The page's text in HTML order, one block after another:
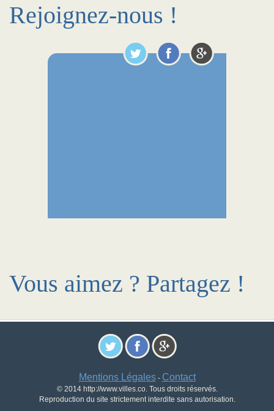
Rejoignez-nous !
Vous aimez ? Partagez !
Mentions Légales- Contact
© 2014 http://www.villes.co. Tous droits réservés.
Reproduction du site strictement interdite sans autorisation.